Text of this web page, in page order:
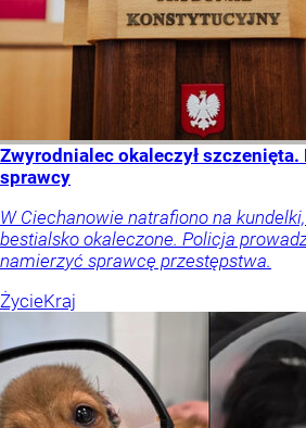
Zwyrodnialec okaleczył
sprawcy
W Ciechanowie natrafiono na
bestialsko okaleczone. Policja
namierzyć sprawcę przestępstwa.
ŻycieKraj